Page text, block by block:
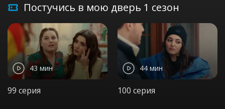
Постучись в мою дверь 1 сезон
43 мин
99 серия
44 мин
100 серия